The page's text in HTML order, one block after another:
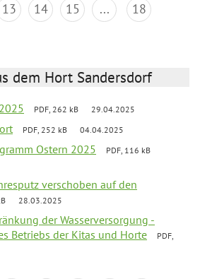
13 14 15 ... 18
dem Hort Sandersdorf
PDF, 262 kB 29.04.2025
PDF, 252 kB 04.04.2025
Ostern 2025
PDF, 116 kB
verschoben auf den
28.03.2025
der Wasserversorgung -
Betriebs der Kitas und Horte
PDF,